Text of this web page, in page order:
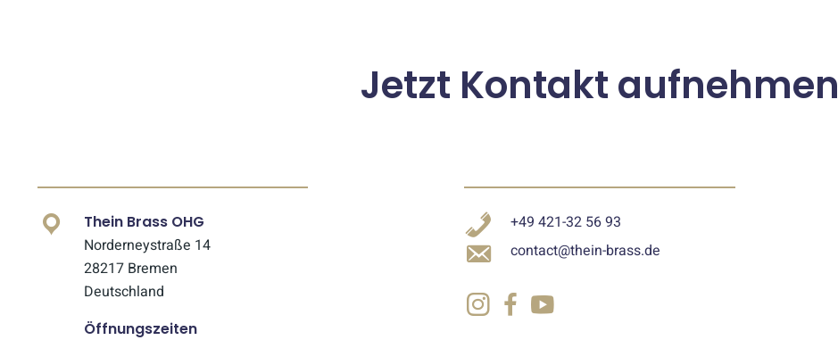
Jetzt Kontakt aufnehmen
Thein Brass OHG
Norderneystraße 14
28217 Bremen
Deutschland
Öffnungszeiten
+49 421-32 56 93
contact@thein-brass.de